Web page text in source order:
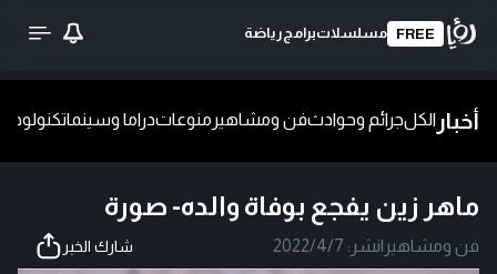
FREE مسلسلاتبرامج رياضة
أخبار الكلجرائم وحوادثفن ومشاهير منوعاتدراما وسينماتكنولوجيا
ماهر زين يفجع بوفاة والده- صورة
فن ومشاهير |نشر: 2022/4/7 شارك الخبر